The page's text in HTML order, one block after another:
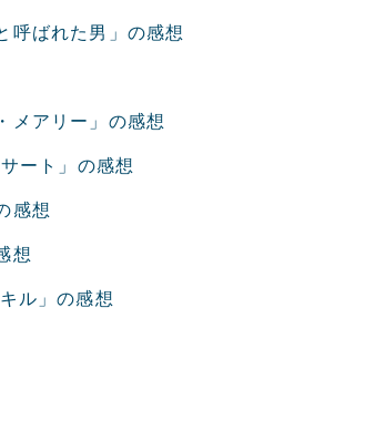
ばれた男」の感想
メアリー」の感想
ート」の感想
感想
想
ル」の感想